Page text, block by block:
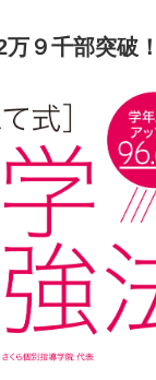
９千部突破！